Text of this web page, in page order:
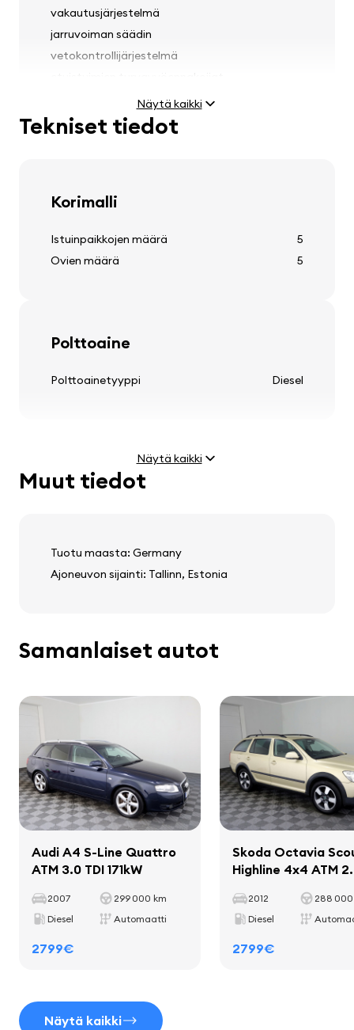
vakautusjärjestelmä
jarruvoiman säädin
vetokontrollijärjestelmä
ajovalojen korkeuden säätö
etuajovalojen pesurit
Renkaat ja vanteet
kevytmetallivanteet
Ohjauspyörä
stereo
Sisustus
sisätilan koristelevyt
mukitelineet
nahkainen vaihteenvalitsin
nahkainen käsijarrukahva
Näytä kaikki
Tekniset tiedot
Korimalli
Istuinpaikkojen määrä
5
Ovien määrä
5
Polttoaine
Polttoainetyyppi Diesel
Moottori
Tyhjä paino
Kantavuus
555 kg
Näytä kaikki
Muut tiedot
Tuotu maasta: Germany
Ajoneuvon sijainti: Tallinn, Estonia
Samanlaiset autot
Audi A4 S-Line Quattro
ATM 3.0 TDI 171kW
2007
299 000 km
Diesel
Automaatti
2799€
Skoda Octavia
Highline 4x4 ATM
2012
288
Diesel
2799€
Näytä kaikki